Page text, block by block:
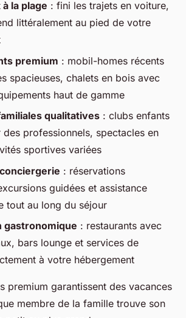
la plage : fini les trajets en voiture,
littéralement au pied de votre
premium : mobil-homes récents
spacieuses, chalets en bois avec
haut de gamme
qualitatives : clubs enfants
des professionnels, spectacles en
sportives variées
: réservations
guidées et assistance
tout au long du séjour
gastronomique : restaurants avec
bars lounge et services de
à votre hébergement
premium garantissent des vacances
membre de la famille trouve son